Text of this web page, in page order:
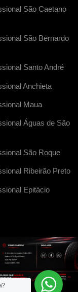
São Caetano
São Bernardo
Santo André
Anchieta
Maua
Águas de São
São Roque
Ribeirão Preto
Epitácio